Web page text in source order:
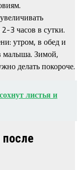
3 часов в сутки.
утром, в обед и
малыша. Зимой,
делать покороче.
листья и